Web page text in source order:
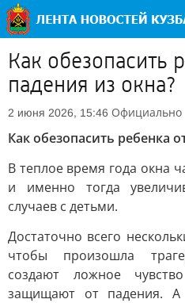
Как обезопасить
падения из окна?
2 июня 2026, 15:46 Официально
Как обезопасить ребенка
В теплое время года окна
и именно тогда
случаев с детьми.
Достаточно всего
чтобы произошла
создают ложное
защищают от падения.